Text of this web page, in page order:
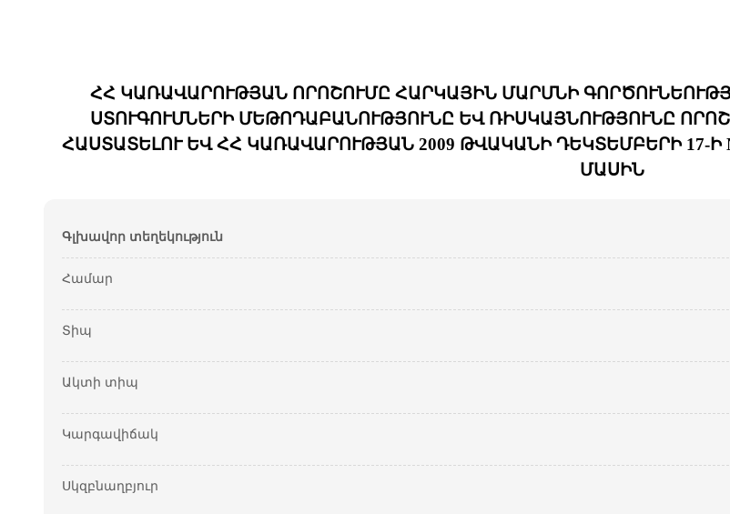
ՀՀ ԿԱՌԱՎԱՐՈՒԹՅԱՆ ՈՐՈՇՈՒՄԸ ՀԱՐԿԱՅԻՆ ՄԱՐՄՆԻ
ՍՏՈՒԳՈՒՄՆԵՐԻ ՄԵԹՈԴԱԲԱՆՈՒԹՅՈՒՆԸ ԵՎ ՌԻՍԿԱՅՆՈՒԹՅՈՒՆԸ
ՀԱՍՏԱՏԵԼՈՒ ԵՎ ՀՀ ԿԱՌԱՎԱՐՈՒԹՅԱՆ 2009 ԹՎԱԿԱՆԻ ԴԵԿՏԵՄԲԵՐԻ 17-Ի
ՄԱՍԻՆ
Գլխավոր տեղեկություն
Համար
Տիպ
Ակտի տիպ
Կարգավիճակ
Սկզբնաղբյուր